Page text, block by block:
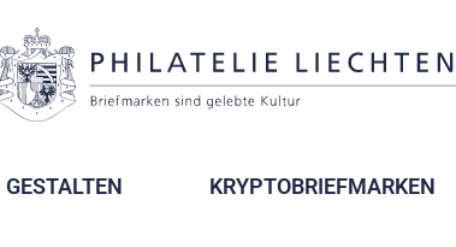
GESTALTEN KRYPTOBRIEFMARKEN